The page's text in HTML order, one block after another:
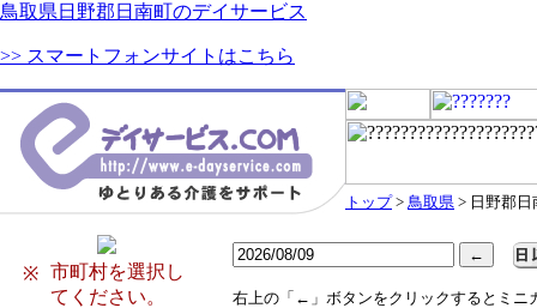
鳥取県日野郡日南町のデイサービス
>> スマートフォンサイトはこちら
トップ> 鳥取県 > 日野郡日
※
市町村を選択し
てください。
右上の「←」ボタンをクリックするとミニ